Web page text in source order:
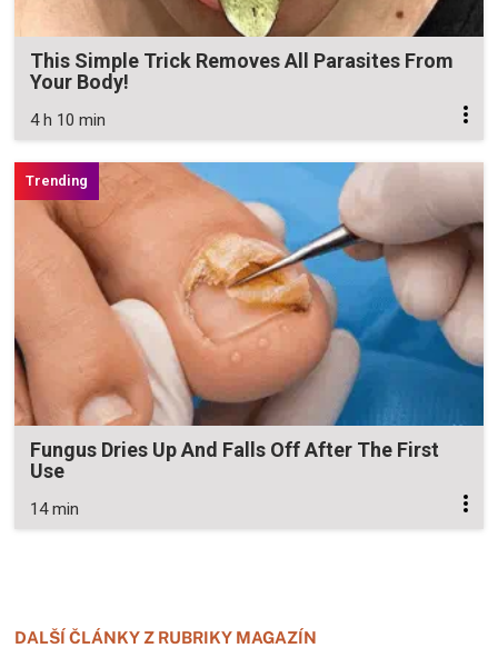
This Simple Trick Removes All Parasites From
Your Body!
4 h 10 min
Fungus Dries Up And Falls Off After The First
Use
14 min
DALŠÍ ČLÁNKY Z RUBRIKY MAGAZÍN